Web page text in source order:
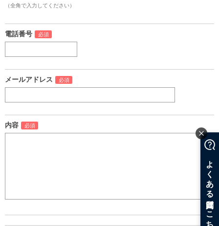
（全角で入力してください）
電話番号
メールアドレス
内容